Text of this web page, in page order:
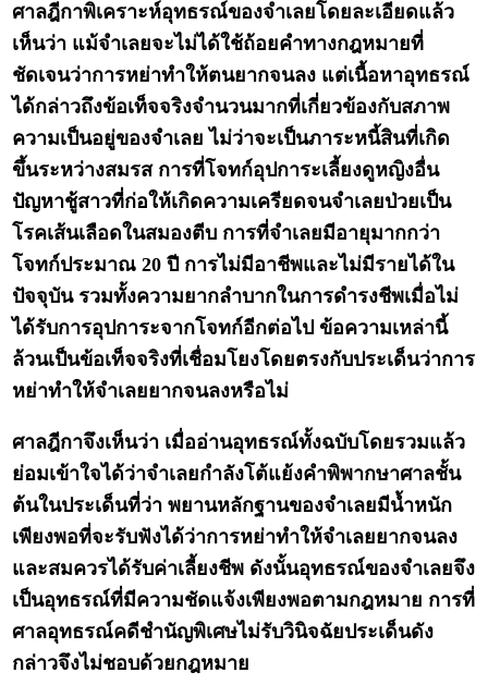
ศาลฎีกาพิเคราะห์อุทธรณ์ของจำเลยโดยละเอียดแล้ว
เห็นว่า แม้จำเลยจะไม่ได้ใช้ถ้อยคำทางกฎหมายที่
ชัดเจนว่าการหย่าทำให้ตนยากจนลง แต่เนื้อหาอุทธรณ์
ได้กล่าวถึงข้อเท็จจริงจำนวนมากที่เกี่ยวข้องกับสภาพ
ความเป็นอยู่ของจำเลย ไม่ว่าจะเป็นภาระหนี้สินที่เกิด
ขึ้นระหว่างสมรส การที่โจทก์อุปการะเลี้ยงดูหญิงอื่น
ปัญหาชู้สาวที่ก่อให้เกิดความเครียดจนจำเลยป่วยเป็น
โรคเส้นเลือดในสมองตีบ การที่จำเลยมีอายุมากกว่า
โจทก์ประมาณ 20 ปี การไม่มีอาชีพและไม่มีรายได้ใน
ปัจจุบัน รวมทั้งความยากลำบากในการดำรงชีพเมื่อไม่
ได้รับการอุปการะจากโจทก์อีกต่อไป ข้อความเหล่านี้
ล้วนเป็นข้อเท็จจริงที่เชื่อมโยงโดยตรงกับประเด็นว่าการ
หย่าทำให้จำเลยยากจนลงหรือไม่
ศาลฎีกาจึงเห็นว่า เมื่ออ่านอุทธรณ์ทั้งฉบับโดยรวมแล้ว
ย่อมเข้าใจได้ว่าจำเลยกำลังโต้แย้งคำพิพากษาศาลชั้น
ต้นในประเด็นที่ว่า พยานหลักฐานของจำเลยมีน้ำหนัก
เพียงพอที่จะรับฟังได้ว่าการหย่าทำให้จำเลยยากจนลง
และสมควรได้รับค่าเลี้ยงชีพ ดังนั้นอุทธรณ์ของจำเลยจึง
เป็นอุทธรณ์ที่มีความชัดแจ้งเพียงพอตามกฎหมาย การที่
ศาลอุทธรณ์คดีชำนัญพิเศษไม่รับวินิจฉัยประเด็นดัง
กล่าวจึงไม่ชอบด้วยกฎหมาย